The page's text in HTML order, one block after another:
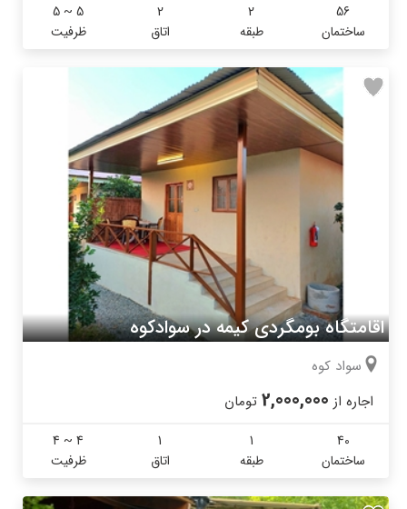
56
ساختمان
2
طبقه
2
اتاق
5 ~ 5
ظرفیت
اقامتگاه بومگردی کیمه در سوادکوه
سواد کوه
اجاره از 2,000,000 تومان
40
ساختمان
1
طبقه
1
اتاق
4 ~ 4
ظرفیت